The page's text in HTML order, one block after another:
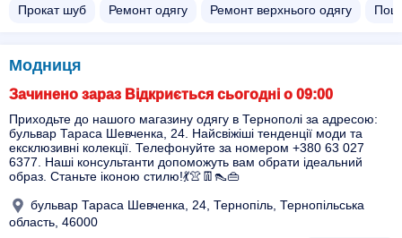
Прокат шуб Ремонт одягу Ремонт верхнього одягу
Модниця
Зачинено зараз Відкриється сьогодні о 09:00
Приходьте до нашого магазину одягу в Тернополі за адресою:
бульвар Тараса Шевченка, 24. Найсвіжіші тенденції моди та
ексклюзивні колекції. Телефонуйте за номером +380 63 027
6377. Наші консультанти допоможуть вам обрати ідеальний
образ. Станьте іконою стилю!💃👚👖👠👜
бульвар Тараса Шевченка, 24, Тернопіль, Тернопільська
область, 46000